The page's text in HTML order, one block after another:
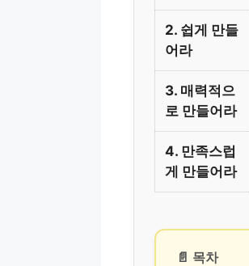
2. 쉽게 만들
어라
3. 매력적으
로 만들어라
4. 만족스럽
게 만들어라
📄 목차